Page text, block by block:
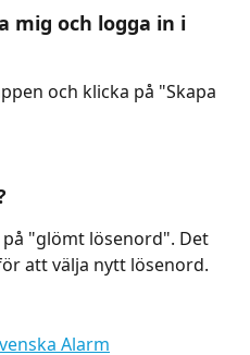
mig och logga in i
och klicka på "Skapa
på "glömt lösenord". Det
att välja nytt lösenord.